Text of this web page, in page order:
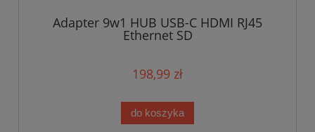
Adapter 9w1 HUB USB-C HDMI RJ45
Ethernet SD
198,99 zł
do koszyka